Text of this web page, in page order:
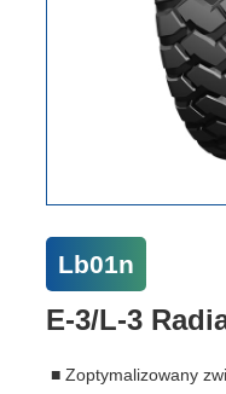
Lb01n
E-3/L-3
■ Zoptymalizowany